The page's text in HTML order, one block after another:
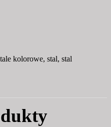
kolorowe, stal, stal